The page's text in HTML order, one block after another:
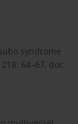
syndrome
64–67, doi: